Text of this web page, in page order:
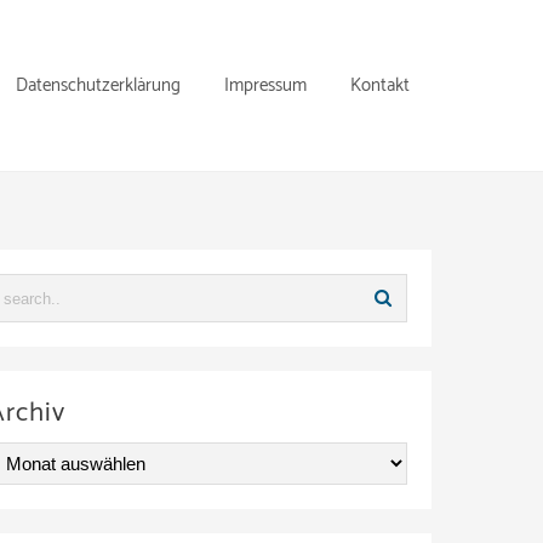
Datenschutzerklärung Impressum Kontakt